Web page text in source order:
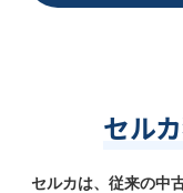
セル
セルカは、従来の中